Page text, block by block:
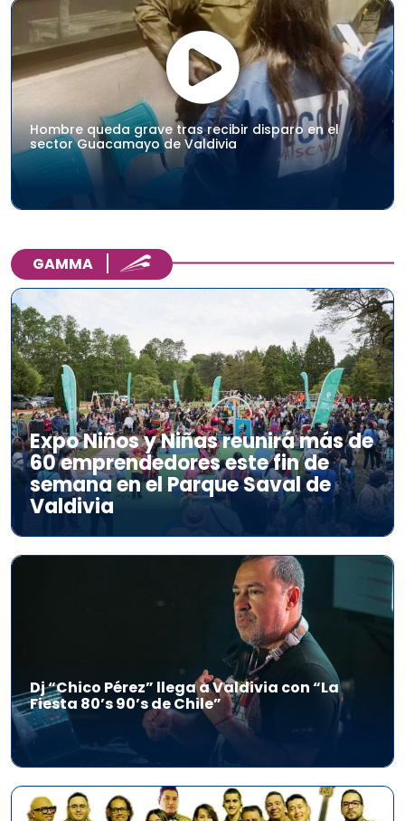
Hombre queda grave tras recibir disparo en el
sector Guacamayo de Valdivia
GAMMA
Expo Niños y Niñas reunirá más de
60 emprendedores este fin de
semana en el Parque Saval de
Valdivia
Dj “Chico Pérez” llega a Valdivia con “La
Fiesta 80’s 90’s de Chile”